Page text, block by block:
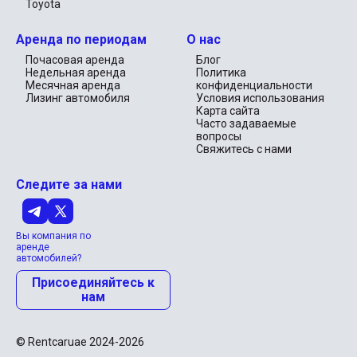
30 дней после окончания аренды.
Убедитесь, что вы возвращаете автомобиль с тем же
уровнем топлива.
Проверьте, нет ли новых повреждений после аренды.
Toyota
Аренда по периодам
Почасовая аренда
Недельная аренда
Месячная аренда
Лизинг автомобиля
О нас
Блог
Политика
конфиденциальности
Условия использования
Карта сайта
Часто задаваемые
вопросы
Свяжитесь с нами
Следите за нами
Вы компания по
аренде
автомобилей?
Присоединяйтесь к
нам
© Rentcaruae 2024-2026